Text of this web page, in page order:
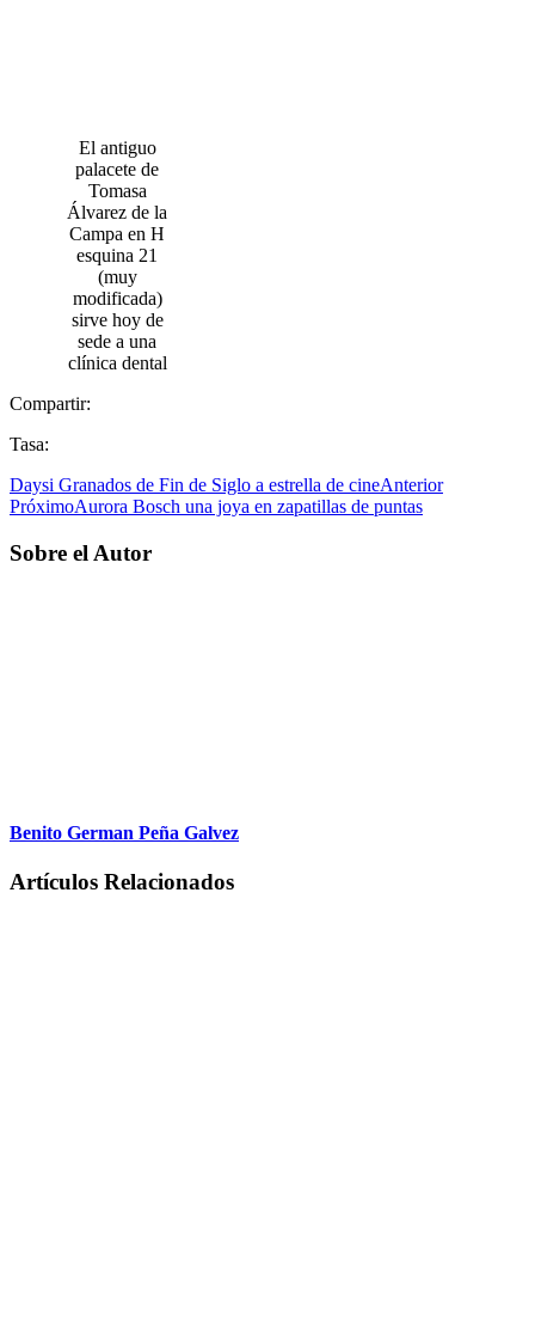
El antiguo
palacete de
Tomasa
Álvarez de la
Campa en H
esquina 21
(muy
modificada)
sirve hoy de
sede a una
clínica dental
Compartir:
Tasa:
Daysi Granados de Fin de Siglo a estrella de cineAnterior
PróximoAurora Bosch una joya en zapatillas de puntas
Sobre el Autor
Benito German Peña Galvez
Artículos Relacionados